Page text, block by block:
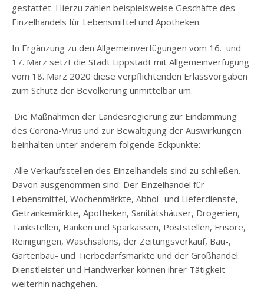
gestattet. Hierzu zählen beispielsweise Geschäfte des
Einzelhandels für Lebensmittel und Apotheken.
In Ergänzung zu den Allgemeinverfügungen vom 16. und
17. März setzt die Stadt Lippstadt mit Allgemeinverfügung
vom 18. März 2020 diese verpflichtenden Erlassvorgaben
zum Schutz der Bevölkerung unmittelbar um.
Die Maßnahmen der Landesregierung zur Eindämmung
des Corona-Virus und zur Bewältigung der Auswirkungen
beinhalten unter anderem folgende Eckpunkte:
Alle Verkaufsstellen des Einzelhandels sind zu schließen.
Davon ausgenommen sind: Der Einzelhandel für
Lebensmittel, Wochenmärkte, Abhol- und Lieferdienste,
Getränkemärkte, Apotheken, Sanitätshäuser, Drogerien,
Tankstellen, Banken und Sparkassen, Poststellen, Frisöre,
Reinigungen, Waschsalons, der Zeitungsverkauf, Bau-,
Gartenbau- und Tierbedarfsmärkte und der Großhandel.
Dienstleister und Handwerker können ihrer Tätigkeit
weiterhin nachgehen.